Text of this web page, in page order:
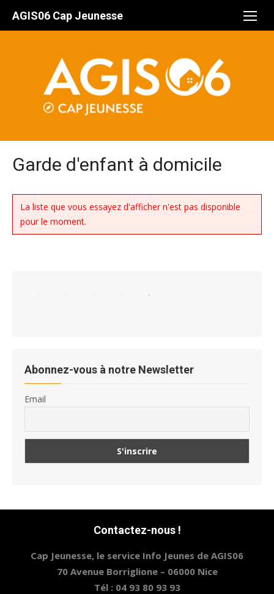
AGIS06 Cap Jeunesse
Garde d'enfant à domicile
La liste que vous essayez d'afficher n'est pas disponible
pour le moment.
Abonnez-vous à notre Newsletter
Email
Contactez-nous !
Cap Jeunesse, le service Info Jeunes de AGIS06
70 Avenue Borriglione – 06000 Nice
Tél : 04 93 80 93 93